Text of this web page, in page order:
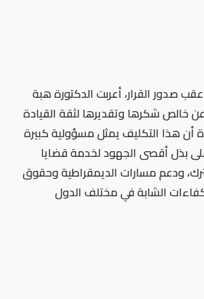
صدور القرار، أعربت الدكتورة هبة
شكرها وتقديرها لثقة القيادة
هذا التكليف يمثل مسؤولية كبيرة
بذل أقصى الجهود لخدمة قضايا
ودعم مسارات الديمقراطية وحقوق
الشابة في مختلف الدول